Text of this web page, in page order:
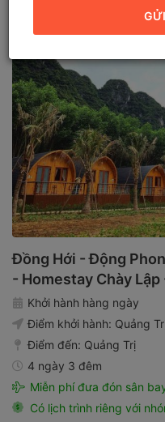
Đồng Hới - Động
- Homestay Chày
Khởi hành hàng ngày
Điểm khởi hành: Quảng
Điểm đến: Quảng Trị
4 ngày 3 đêm
Miễn phí đưa đón sân
Có lịch trình riêng với